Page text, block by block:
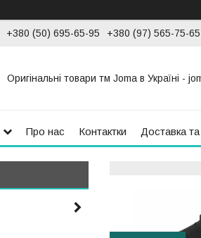
+380 (50) 695-65-95 +380 (97) 565-75-65
Оригінальні товари тм Joma в Україні -
Про нас Контактки Доставка